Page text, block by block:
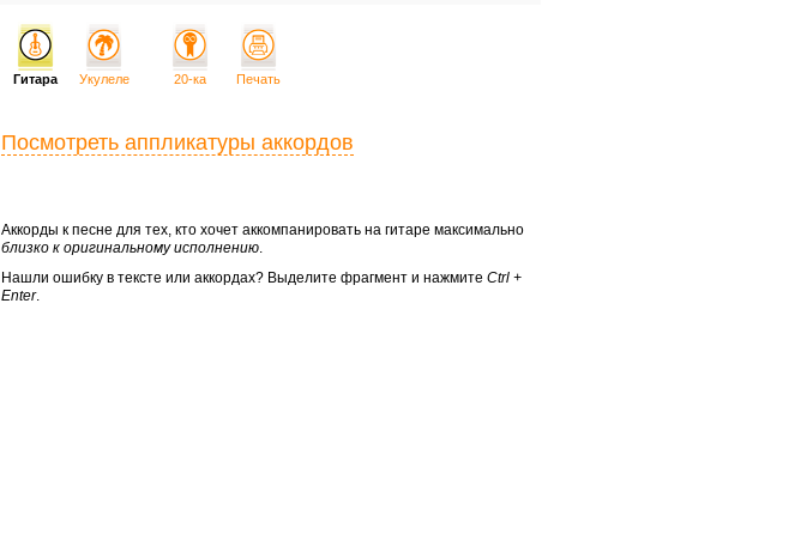
Гитара Укулеле 20-ка Печать
Посмотреть аппликатуры аккордов
Аккорды к песне для тех, кто хочет аккомпанировать на гитаре максимально
близко к оригинальному исполнению.
Нашли ошибку в тексте или аккордах? Выделите фрагмент и нажмите Ctrl +
Enter.